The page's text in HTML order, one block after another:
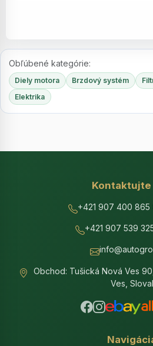
Obľúbené kategórie:
Diely motora Brzdový systém
Elektrika
Kontaktujte
+421 907 400 865
+421 907 539
Obchod: Tušická Nová Ves
Ves,